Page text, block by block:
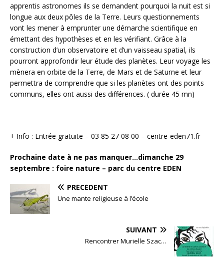
apprentis astronomes ils se demandent pourquoi la nuit est si
longue aux deux pôles de la Terre. Leurs questionnements
vont les mener à emprunter une démarche scientifique en
émettant des hypothèses et en les vérifiant. Grâce à la
construction d’un observatoire et d’un vaisseau spatial, ils
pourront approfondir leur étude des planètes. Leur voyage les
mènera en orbite de la Terre, de Mars et de Saturne et leur
permettra de comprendre que si les planètes ont des points
communs, elles ont aussi des différences. ( durée 45 mn)
+ Info : Entrée gratuite – 03 85 27 08 00 – centre-eden71.fr
Prochaine date à ne pas manquer…dimanche 29
septembre : foire nature – parc du centre EDEN
PRÉCÉDENT
Une mante religieuse à l’école
SUIVANT
Rencontrer Murielle Szac…